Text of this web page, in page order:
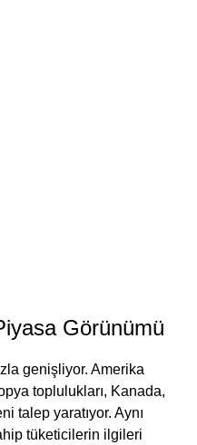
Görünümü
genişliyor. Amerika
toplulukları, Kanada,
talep yaratıyor. Aynı
tüketicilerin ilgileri